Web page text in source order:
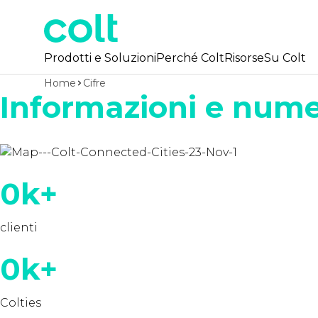
Prodotti e SoluzioniPerché ColtRisorseSu Colt
Informazioni e
Home Cifre
0k+
clienti
0k+
Colties